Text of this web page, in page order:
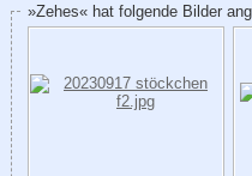
»Zehes« hat folgende Bilder